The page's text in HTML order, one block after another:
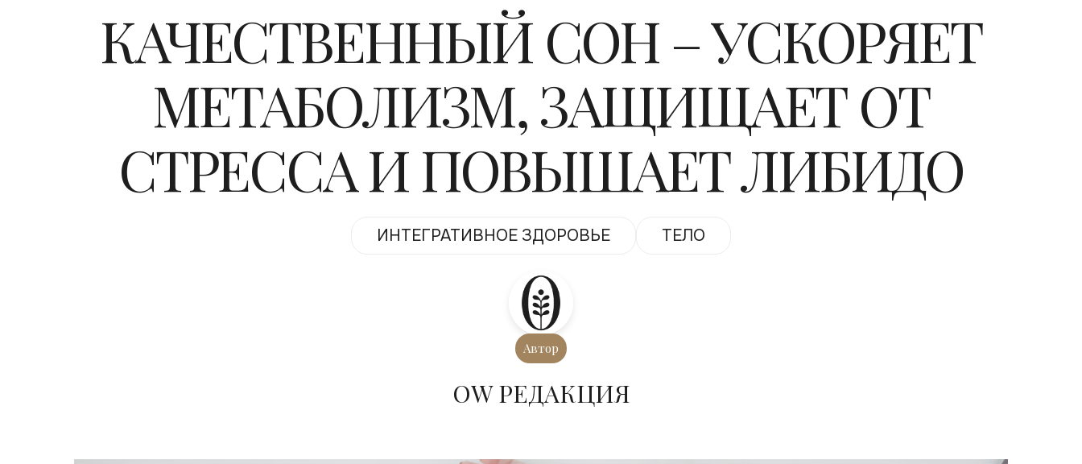
КАЧЕСТВЕННЫЙ СОН – УСКОРЯЕТ
МЕТАБОЛИЗМ, ЗАЩИЩАЕТ ОТ
СТРЕССА И ПОВЫШАЕТ ЛИБИДО
ИНТЕГРАТИВНОЕ ЗДОРОВЬЕ ТЕЛО
Автор
ОW РЕДАКЦИЯ